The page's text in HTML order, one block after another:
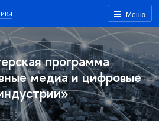
Меню
программа
медиа и цифровые